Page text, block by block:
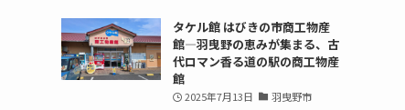
タケル館 はびきの市商工物産
館—羽曳野の恵みが集まる、古
代ロマン香る道の駅の商工物産
館
2025年7月13日 羽曳野市